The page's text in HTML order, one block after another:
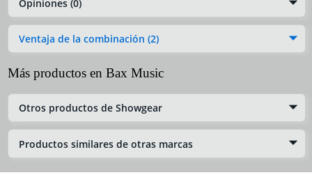
Opiniones (0)
Ventaja de la combinación (2)
Más productos en Bax Music
Otros productos de Showgear
Productos similares de otras marcas